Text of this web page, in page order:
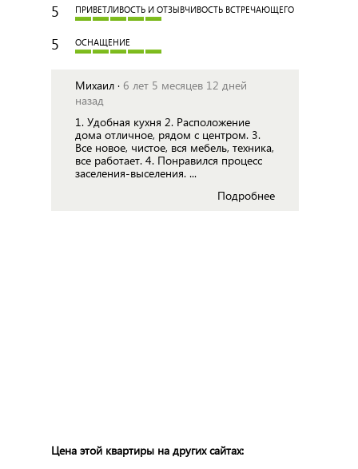
5 ПРИВЕТЛИВОСТЬ И ОТЗЫВЧИВОСТЬ ВСТРЕЧАЮЩЕГО
5 ОСНАЩЕНИЕ
Михаил · 6 лет 5 месяцев 12 дней
назад
1. Удобная кухня 2. Расположение
дома отличное, рядом с центром. 3.
Все новое, чистое, вся мебель, техника,
все работает. 4. Понравился процесс
заселения-выселения. ...
Подробнее
Цена этой квартиры на других сайтах: